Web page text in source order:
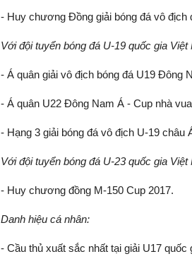
- Huy chương Đồng giải bóng đá vô địch
Với đội tuyển bóng đá U-19 quốc gia Việt
- Á quân giải vô địch bóng đá U19 Đông
- Á quân U22 Đông Nam Á - Cup nhà
- Hạng 3 giải bóng đá vô địch U-19 châu
Với đội tuyển bóng đá U-23 quốc gia Việt
- Huy chương đồng M-150 Cup 2017.
Danh hiệu cá nhân:
- Cầu thủ xuất sắc nhất tại giải U17 quốc